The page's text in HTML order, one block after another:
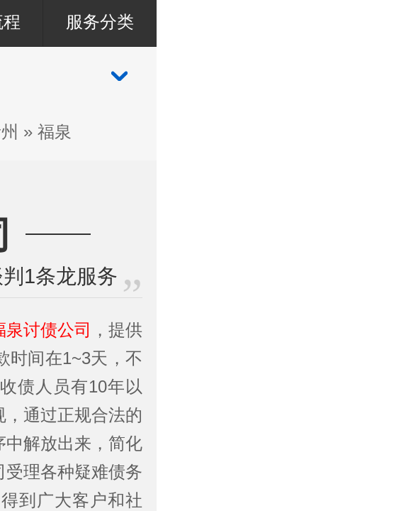
服务分类
» 福泉
1条龙服务
泉讨债公司 ，提供
时间在1~3天，不
债人员有10年以
，通过正规合法的
解放出来，简化
理各种疑难债务
得到广大客户和社